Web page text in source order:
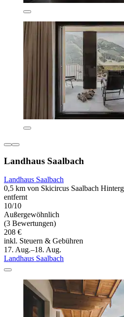
Landhaus Saalbach
Landhaus Saalbach
0,5 km von Skicircus Saalbach
entfernt
10/10
Außergewöhnlich
(3 Bewertungen)
208 €
inkl. Steuern & Gebühren
17. Aug.–18. Aug.
Landhaus Saalbach